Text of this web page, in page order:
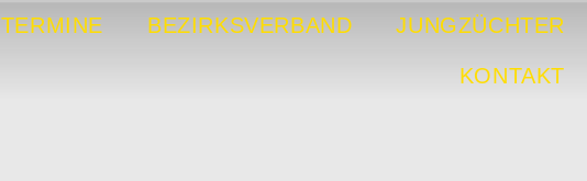
TERMINE BEZIRKSVERBAND JUNGZÜCHTER
KONTAKT